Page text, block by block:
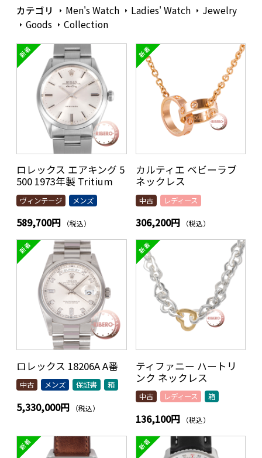
カテゴリ Men's Watch Ladies' Watch
Jewelry
Goods
Collection
ロレックス エアキング 5
500 1973年製 Tritium
ヴィンテージ メンズ
589,700円 （税込）
カルティエ ベビーラブ
ネックレス
中古 レディース
306,200円 （税込）
ロレックス 18206A A番
中古 メンズ 保証書 箱
5,330,000円 （税込）
ティファニー ハートリ
ンク ネックレス
中古 レディース 箱
136,100円 （税込）